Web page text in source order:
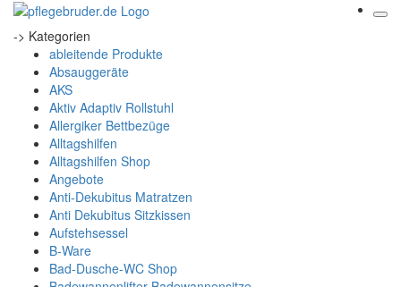
-> Kategorien
ableitende Produkte
Absauggeräte
AKS
Aktiv Adaptiv Rollstuhl
Allergiker Bettbezüge
Alltagshilfen
Alltagshilfen Shop
Angebote
Anti-Dekubitus Matratzen
Anti Dekubitus Sitzkissen
Aufstehsessel
B-Ware
Bad-Dusche-WC Shop